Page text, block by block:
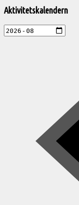
till
aktiviteter
Aktivitetskalendern